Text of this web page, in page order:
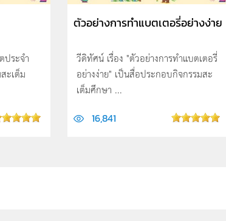
ประจำ
ะเต็ม
ตัวอย่างการทำแบตเตอรี่อย่างง่าย
วีดิทัศน์ เรื่อง "ตัวอย่างการทำแบตเตอรี่
อย่างง่าย" เป็นสื่อประกอบกิจกรรมสะ
เต็มศึกษา ...
16,841